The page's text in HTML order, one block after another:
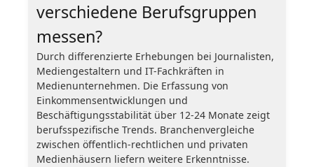
verschiedene Berufsgruppen
messen?
Durch differenzierte Erhebungen bei Journalisten,
Mediengestaltern und IT-Fachkräften in
Medienunternehmen. Die Erfassung von
Einkommensentwicklungen und
Beschäftigungsstabilität über 12-24 Monate zeigt
berufsspezifische Trends. Branchenvergleiche
zwischen öffentlich-rechtlichen und privaten
Medienhäusern liefern weitere Erkenntnisse.